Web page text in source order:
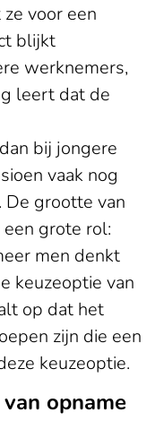
voor een
blijkt
werknemers,
leert dat de
bij jongere
vaak nog
De grootte van
grote rol:
men denkt
keuzeoptie van
op dat het
zijn die een
keuzeoptie.
opname